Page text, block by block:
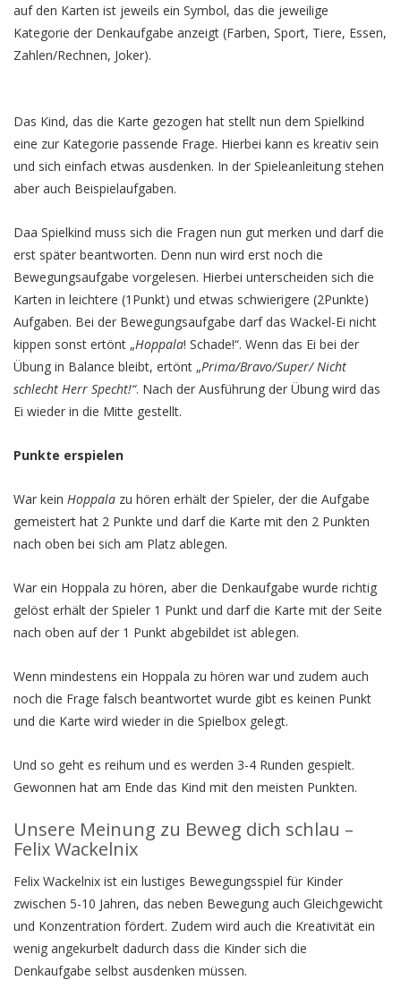
auf den Karten ist jeweils ein Symbol, das die jeweilige
Kategorie der Denkaufgabe anzeigt (Farben, Sport, Tiere, Essen,
Zahlen/Rechnen, Joker).
Das Kind, das die Karte gezogen hat stellt nun dem Spielkind
eine zur Kategorie passende Frage. Hierbei kann es kreativ sein
und sich einfach etwas ausdenken. In der Spieleanleitung stehen
aber auch Beispielaufgaben.
Daa Spielkind muss sich die Fragen nun gut merken und darf die
erst später beantworten. Denn nun wird erst noch die
Bewegungsaufgabe vorgelesen. Hierbei unterscheiden sich die
Karten in leichtere (1Punkt) und etwas schwierigere (2Punkte)
Aufgaben. Bei der Bewegungsaufgabe darf das Wackel-Ei nicht
kippen sonst ertönt „Hoppala! Schade!“. Wenn das Ei bei der
Übung in Balance bleibt, ertönt „Prima/Bravo/Super/ Nicht
schlecht Herr Specht!“. Nach der Ausführung der Übung wird das
Ei wieder in die Mitte gestellt.
Punkte erspielen
War kein Hoppala zu hören erhält der Spieler, der die Aufgabe
gemeistert hat 2 Punkte und darf die Karte mit den 2 Punkten
nach oben bei sich am Platz ablegen.
War ein Hoppala zu hören, aber die Denkaufgabe wurde richtig
gelöst erhält der Spieler 1 Punkt und darf die Karte mit der Seite
nach oben auf der 1 Punkt abgebildet ist ablegen.
Wenn mindestens ein Hoppala zu hören war und zudem auch
noch die Frage falsch beantwortet wurde gibt es keinen Punkt
und die Karte wird wieder in die Spielbox gelegt.
Und so geht es reihum und es werden 3-4 Runden gespielt.
Gewonnen hat am Ende das Kind mit den meisten Punkten.
Unsere Meinung zu Beweg dich schlau –
Felix Wackelnix
Felix Wackelnix ist ein lustiges Bewegungsspiel für Kinder
zwischen 5-10 Jahren, das neben Bewegung auch Gleichgewicht
und Konzentration fördert. Zudem wird auch die Kreativität ein
wenig angekurbelt dadurch dass die Kinder sich die
Denkaufgabe selbst ausdenken müssen.